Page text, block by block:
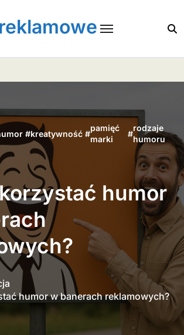
#kreatywność #
pamięć
marki
#
rodzaje
humoru
humor
humor w banerach reklamowych?